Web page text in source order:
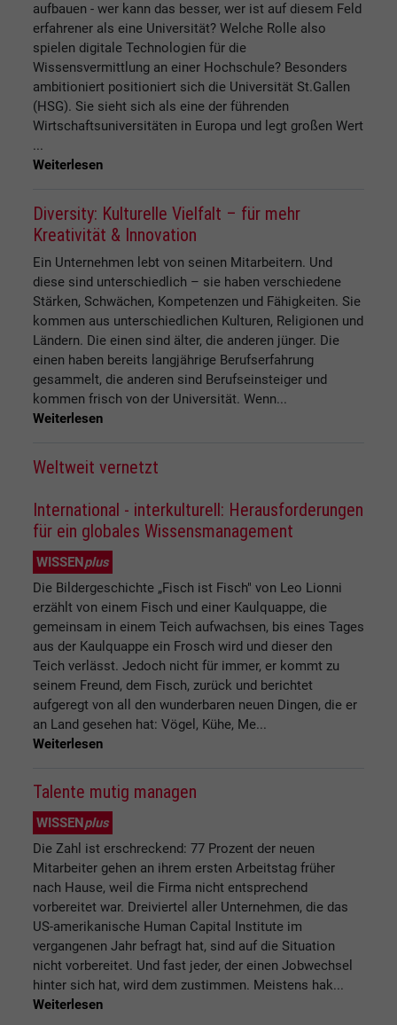
aufbauen - wer kann das besser, wer ist auf diesem Feld
erfahrener als eine Universität? Welche Rolle also
spielen digitale Technologien für die
Wissensvermittlung an einer Hochschule? Besonders
ambitioniert positioniert sich die Universität St.Gallen
(HSG). Sie sieht sich als eine der führenden
Wirtschaftsuniversitäten in Europa und legt großen Wert
...
Weiterlesen
Diversity: Kulturelle Vielfalt – für mehr
Kreativität & Innovation
Ein Unternehmen lebt von seinen Mitarbeitern. Und
diese sind unterschiedlich – sie haben verschiedene
Stärken, Schwächen, Kompetenzen und Fähigkeiten. Sie
kommen aus unterschiedlichen Kulturen, Religionen und
Ländern. Die einen sind älter, die anderen jünger. Die
einen haben bereits langjährige Berufserfahrung
gesammelt, die anderen sind Berufseinsteiger und
kommen frisch von der Universität. Wenn...
Weiterlesen
Weltweit vernetzt
International - interkulturell: Herausforderungen
für ein globales Wissensmanagement
WISSENplus
Die Bildergeschichte „Fisch ist Fisch" von Leo Lionni
erzählt von einem Fisch und einer Kaulquappe, die
gemeinsam in einem Teich aufwachsen, bis eines Tages
aus der Kaulquappe ein Frosch wird und dieser den
Teich verlässt. Jedoch nicht für immer, er kommt zu
seinem Freund, dem Fisch, zurück und berichtet
aufgeregt von all den wunderbaren neuen Dingen, die er
an Land gesehen hat: Vögel, Kühe, Me...
Weiterlesen
Talente mutig managen
WISSEN plus
Die Zahl ist erschreckend: 77 Prozent der neuen
Mitarbeiter gehen an ihrem ersten Arbeitstag früher
nach Hause, weil die Firma nicht entsprechend
vorbereitet war. Dreiviertel aller Unternehmen, die das
US-amerikanische Human Capital Institute im
vergangenen Jahr befragt hat, sind auf die Situation
nicht vorbereitet. Und fast jeder, der einen Jobwechsel
hinter sich hat, wird dem zustimmen. Meistens hak...
Weiterlesen